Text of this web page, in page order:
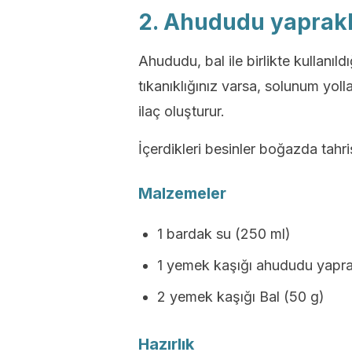
2. Ahududu
Ahududu, bal ile birlikte
tıkanıklığınız varsa, solunum
ilaç oluşturur.
İçerdikleri besinler boğazda
Malzemeler
1 bardak su (250 ml)
1 yemek kaşığı ahududu
2 yemek kaşığı Bal (50 g)
Hazırlık